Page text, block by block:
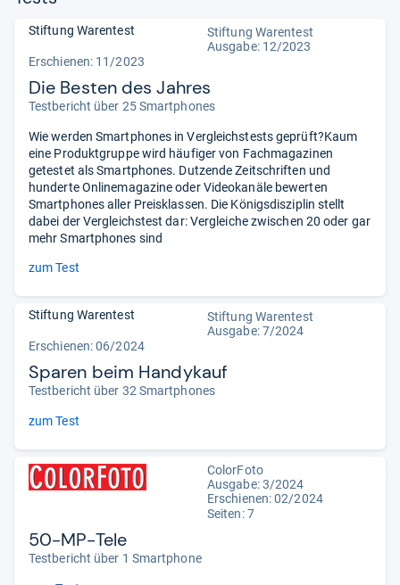
Stiftung Warentest
Stiftung Warentest
Ausgabe: 12/2023
Erschienen: 11/2023
Die Besten des Jahres
Testbericht über 25 Smartphones
Wie werden Smartphones in Vergleichstests geprüft?Kaum
eine Produktgruppe wird häufiger von Fachmagazinen
getestet als Smartphones. Dutzende Zeitschriften und
hunderte Onlinemagazine oder Videokanäle bewerten
Smartphones aller Preisklassen. Die Königsdisziplin stellt
dabei der Vergleichstest dar: Vergleiche zwischen 20 oder gar
mehr Smartphones sind
zum Test
Stiftung Warentest
Stiftung Warentest
Ausgabe: 7/2024
Erschienen: 06/2024
Sparen beim Handykauf
Testbericht über 32 Smartphones
zum Test
ColorFoto
Ausgabe: 3/2024
Erschienen: 02/2024
Seiten: 7
50-MP-Tele
Testbericht über 1 Smartphone